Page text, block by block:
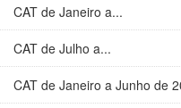
CAT de Janeiro a...
CAT de Julho a...
CAT de Janeiro a Junho de